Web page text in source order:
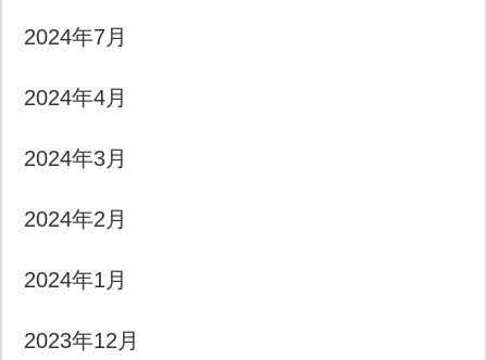
2024年7月
2024年4月
2024年3月
2024年2月
2024年1月
2023年12月